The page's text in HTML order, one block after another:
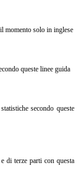
momento solo in inglese
queste linee guida
secondo queste
di terze parti con questa